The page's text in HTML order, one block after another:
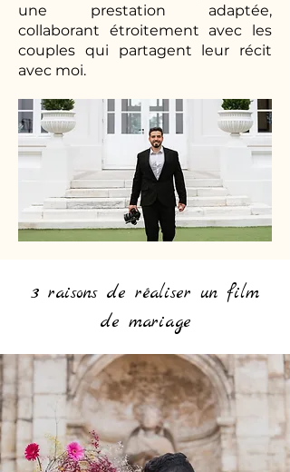
une prestation adaptée,
collaborant étroitement avec les
couples qui partagent leur récit
avec moi.
3 raisons de réaliser un film
de mariage